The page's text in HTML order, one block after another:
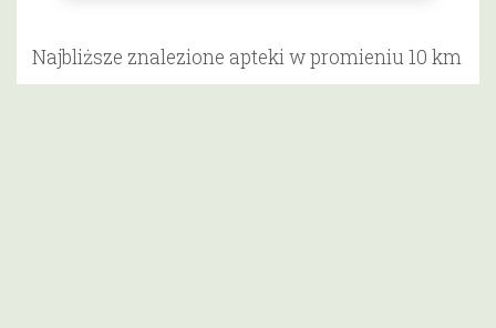
Najbliższe znalezione apteki w promieniu 10 km